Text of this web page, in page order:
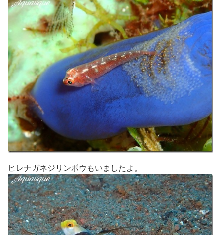
ヒレナガネジリンボウもいましたよ。